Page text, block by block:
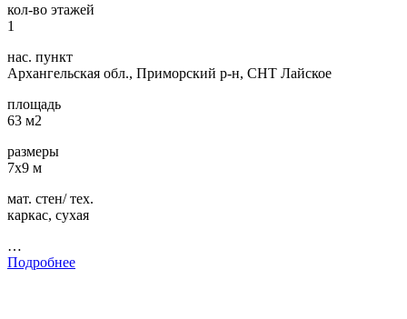
кол-во этажей
1
нас. пункт
Архангельская обл., Приморский р-н, СНТ Лайское
площадь
63 м2
размеры
7х9 м
мат. стен/ тех.
каркас, сухая
…
Подробнее